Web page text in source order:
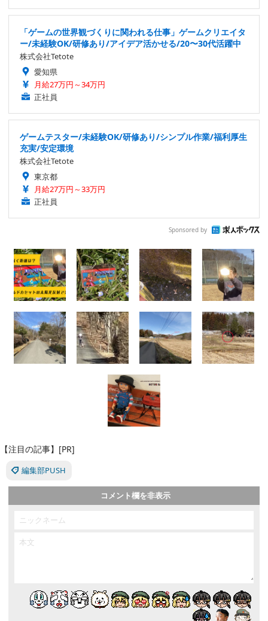
「ゲームの世界観づくりに関われる仕事」ゲームクリエイタ
ー/未経験OK/研修あり/アイデア活かせる/20〜30代活躍中
株式会社Tetote
愛知県
月給27万円～34万円
正社員
ゲームテスター/未経験OK/研修あり/シンプル作業/福利厚生
充実/安定環境
株式会社Tetote
東京都
月給27万円～33万円
正社員
Sponsored by
【注目の記事】[PR]
編集部PUSH
コメント欄を非表示